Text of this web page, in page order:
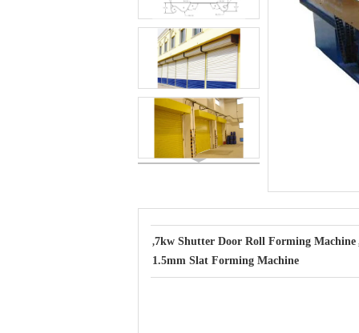
7kw Shutter Door Roll Forming Machine
,
1.5mm Slat Forming Machine